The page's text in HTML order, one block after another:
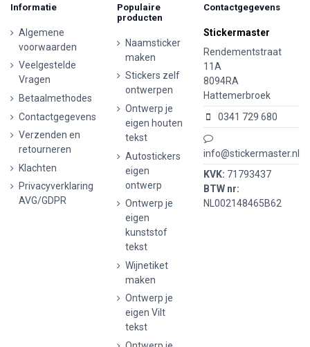
Informatie
Algemene
voorwaarden
Veelgestelde
Vragen
Betaalmethodes
Contactgegevens
Verzenden en
retourneren
Klachten
Privacyverklaring
AVG/GDPR
Populaire
producten
Naamsticker
maken
Stickers zelf
ontwerpen
Ontwerp je
eigen houten
tekst
Autostickers
eigen
ontwerp
Ontwerp je
eigen
kunststof
tekst
Wijnetiket
maken
Ontwerp je
eigen Vilt
tekst
Contactgegevens
Stickermaster
Rendementstraat
11A
8094RA
Hattemerbroek
0341 729 680
info@stickermaster.nl
KVK: 71793437
BTW nr:
NL002148465B62